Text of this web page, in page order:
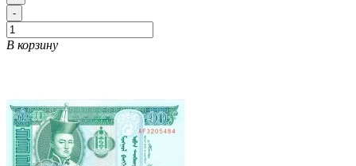
-
В корзину